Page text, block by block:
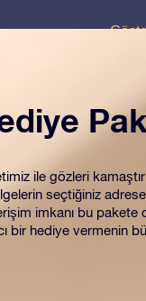
ile gözleri
seçtiğiniz
imkanı bu pakete
bir hediye vermenin